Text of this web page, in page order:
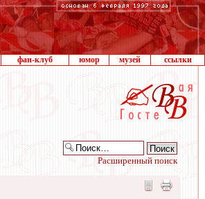
фан-клуб юмор музей ссылки
Расширенный поиск